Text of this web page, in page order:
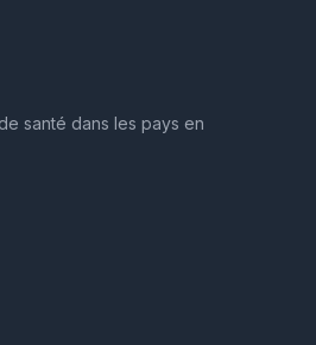
santé dans les pays en